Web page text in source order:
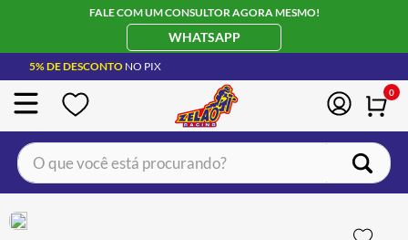
FALE COM UM CONSULTOR AGORA MESMO!
WHATSAPP
5% DE DESCONTO NO PIX
0
O que você está procurando?